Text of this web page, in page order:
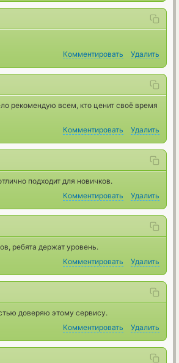
Комментировать
Удалить
рекомендую всем, кто ценит своё время
Комментировать
Удалить
подходит для новичков.
Комментировать
Удалить
ребята держат уровень.
Комментировать
Удалить
доверяю этому сервису.
Комментировать
Удалить